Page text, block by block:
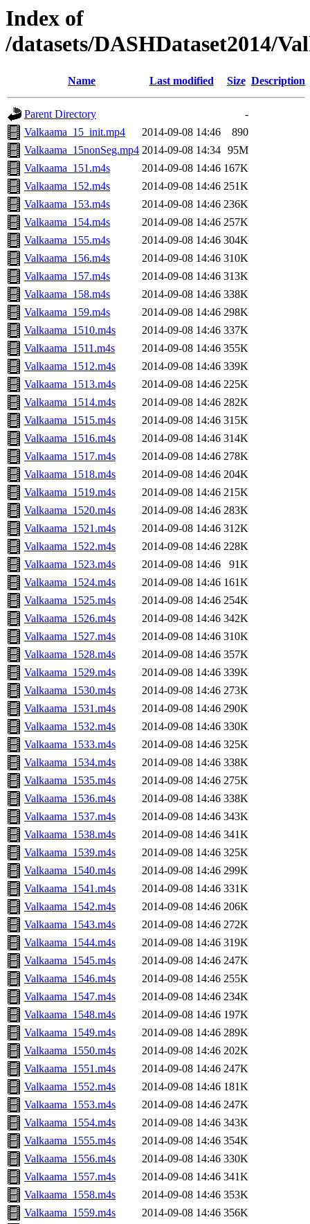
Index of
/datasets/DASHDataset2014/
Name Last modified Size Description
Parent Directory
-
Valkaama_15_init.mp4
2014-09-08 14:46
890
Valkaama_15nonSeg.mp4 2014-09-08 14:34 95M
Valkaama_151.m4s
2014-09-08 14:46 167K
Valkaama_152.m4s
2014-09-08 14:46 251K
Valkaama_153.m4s
2014-09-08 14:46 236K
Valkaama_154.m4s
2014-09-08 14:46 257K
Valkaama_155.m4s
2014-09-08 14:46 304K
Valkaama_156.m4s
2014-09-08 14:46 310K
Valkaama_157.m4s
2014-09-08 14:46 313K
Valkaama_158.m4s
2014-09-08 14:46 338K
Valkaama_159.m4s
2014-09-08 14:46 298K
Valkaama_1510.m4s
2014-09-08 14:46 337K
Valkaama_1511.m4s
2014-09-08 14:46 355K
Valkaama_1512.m4s
2014-09-08 14:46 339K
Valkaama_1513.m4s
2014-09-08 14:46 225K
Valkaama_1514.m4s
2014-09-08 14:46 282K
Valkaama_1515.m4s
2014-09-08 14:46 315K
Valkaama_1516.m4s
2014-09-08 14:46 314K
Valkaama_1517.m4s
2014-09-08 14:46 278K
Valkaama_1518.m4s
2014-09-08 14:46 204K
Valkaama_1519.m4s
2014-09-08 14:46 215K
Valkaama_1520.m4s
2014-09-08 14:46 283K
Valkaama_1521.m4s
2014-09-08 14:46 312K
Valkaama_1522.m4s
2014-09-08 14:46 228K
Valkaama_1523.m4s
2014-09-08 14:46
91K
Valkaama_1524.m4s
2014-09-08 14:46 161K
Valkaama_1525.m4s
2014-09-08 14:46 254K
Valkaama_1526.m4s
2014-09-08 14:46 342K
Valkaama_1527.m4s
2014-09-08 14:46 310K
Valkaama_1528.m4s
2014-09-08 14:46 357K
Valkaama_1529.m4s
2014-09-08 14:46 339K
Valkaama_1530.m4s
2014-09-08 14:46 273K
Valkaama_1531.m4s
2014-09-08 14:46 290K
Valkaama_1532.m4s
2014-09-08 14:46 330K
Valkaama_1533.m4s
2014-09-08 14:46 325K
Valkaama_1534.m4s
2014-09-08 14:46 338K
Valkaama_1535.m4s
2014-09-08 14:46 275K
Valkaama_1536.m4s
2014-09-08 14:46 338K
Valkaama_1537.m4s
2014-09-08 14:46 343K
Valkaama_1538.m4s
2014-09-08 14:46 341K
Valkaama_1539.m4s
2014-09-08 14:46 325K
Valkaama_1540.m4s
2014-09-08 14:46 299K
Valkaama_1541.m4s
2014-09-08 14:46 331K
Valkaama_1542.m4s
2014-09-08 14:46 206K
Valkaama_1543.m4s
2014-09-08 14:46 272K
Valkaama_1544.m4s
2014-09-08 14:46 319K
Valkaama_1545.m4s
2014-09-08 14:46 247K
Valkaama_1546.m4s
2014-09-08 14:46 255K
Valkaama_1547.m4s
2014-09-08 14:46 234K
Valkaama_1548.m4s
2014-09-08 14:46 197K
Valkaama_1549.m4s
2014-09-08 14:46 289K
Valkaama_1550.m4s
2014-09-08 14:46 202K
Valkaama_1551.m4s
2014-09-08 14:46 247K
Valkaama_1552.m4s
2014-09-08 14:46 181K
Valkaama_1553.m4s
2014-09-08 14:46 247K
Valkaama_1554.m4s
2014-09-08 14:46 343K
Valkaama_1555.m4s
2014-09-08 14:46 354K
Valkaama_1556.m4s
2014-09-08 14:46 330K
Valkaama_1557.m4s
2014-09-08 14:46 341K
Valkaama_1558.m4s
2014-09-08 14:46 353K
Valkaama_1559.m4s
2014-09-08 14:46 356K